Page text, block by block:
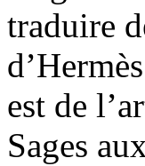
traduire
est de
Sages